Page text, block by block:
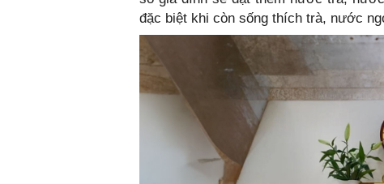
đặc biệt khi còn sống thích trà, nước